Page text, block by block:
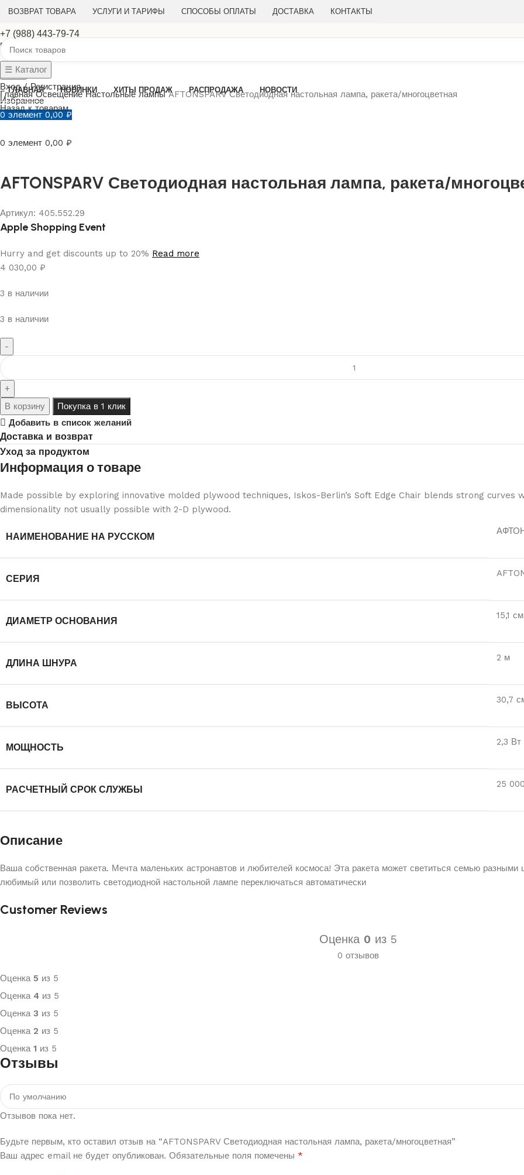
ВОЗВРАТ ТОВАРА УСЛУГИ И ТАРИФЫ СПОСОБЫ ОПЛАТЫ ДОСТАВКА КОНТАКТЫ
+7 (988) 443-79-74
Ежедневно с 10:00 до 21:00
Поиск
Вход / Регистрация
Избранное
0элемент 0,00₽
0 элемент 0,00 ₽
☰ Каталог
ГЛАВНАЯ НОВИНКИ ХИТЫ ПРОДАЖ РАСПРОДАЖА НОВОСТИ
ГлавнаяОсвещениеНастольные лампыAFTONSPARV Светодиодная настольная лампа, ракета/многоцветная
Назад к товарам
AFTONSPARV Светодиодная настольная лампа, ракета/
Артикул: 405.552.29
Apple Shopping Event
Hurry and get discounts up to 20% Read more
4 030,00 ₽
3 в наличии
3 в наличии
товара
AFTONSPARV
Светодиодная
настольная
лампа,
ракета/
многоцветная
В корзину
Покупка в 1 клик
Добавить в список желаний
Доставка и возврат
Уход за продуктом
Информация о товаре
Made possible by exploring innovative molded plywood techniques, Iskos-Berlin’s Soft Edge Chair blends strong
dimensionality not usually possible with 2-D plywood.
НАИМЕНОВАНИЕ НА РУССКОМ
СЕРИЯ
ДИАМЕТР ОСНОВАНИЯ 15,1 см
ДЛИНА ШНУРА 2 м
ВЫСОТА 30,7
МОЩНОСТЬ 2,3 Вт
РАСЧЕТНЫЙ СРОК СЛУЖБЫ 25
Описание
Ваша собственная ракета. Мечта маленьких астронавтов и любителей космоса! Эта ракета может светиться семью
любимый или позволить светодиодной настольной лампе переключаться автоматически
Customer Reviews
Оценка 0 из 5
0 отзывов
Оценка 5 из 5
Оценка 4 из 5
Оценка 3 из 5
Оценка 2 из 5
Оценка 1 из 5
Отзывы
Отзывов пока нет.
Будьте первым, кто оставил отзыв на “AFTONSPARV Светодиодная настольная лампа, ракета/многоцветная”
Ваш адрес email не будет опубликован. Обязательные поля помечены *